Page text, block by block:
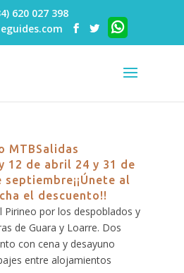
620 027 398
MTBSalidas
12 de abril 24 y 31 de
septiembre¡¡Únete al
el descuento!!
Pirineo por los despoblados y
de Guara y Loarre. Dos
con cena y desayuno
entre alojamientos